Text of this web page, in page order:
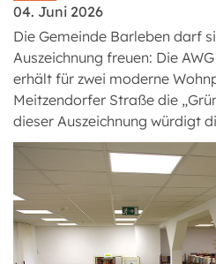
04. Juni 2026
Die Gemeinde Barleben darf
Auszeichnung freuen: Die
erhält für zwei moderne
Meitzendorfer Straße die
dieser Auszeichnung würdigt